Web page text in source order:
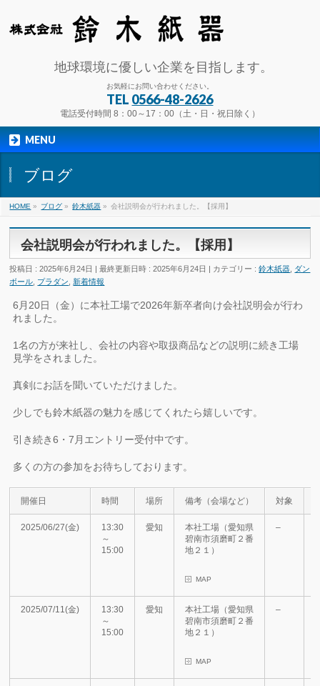
地球環境に優しい企業を目指します。
お気軽にお問い合わせください。
TEL 0566-48-2626
電話受付時間 8：00～17：00（土・日・祝日除く）
MENU
ブログ
HOME » ブログ » 鈴木紙器 » 会社説明会が行われました。【採用】
会社説明会が行われました。【採用】
投稿日 : 2025年6月24日 最終更新日時 : 2025年6月24日 カテゴリー :鈴木紙器 ダン
ボール プラダン 新着情報
6月20日（金）に本社工場で2026年新卒者向け会社説明会が行わ
れました。
1名の方が来社し、会社の内容や取扱商品などの説明に続き工場
見学をされました。
真剣にお話を聞いていただけました。
少しでも鈴木紙器の魅力を感じてくれたら嬉しいです。
引き続き6・7月エントリー受付中です。
多くの方の参加をお待ちしております。
開催日 時間 場所 備考（会場など） 対象
2025/06/27(金)
13:30
～
15:00
愛知
本社工場（愛知県
碧南市須磨町２番
地２１）
MAP
–
2025/07/11(金)
13:30
～
15:00
愛知
本社工場（愛知県
碧南市須磨町２番
地２１）
MAP
–